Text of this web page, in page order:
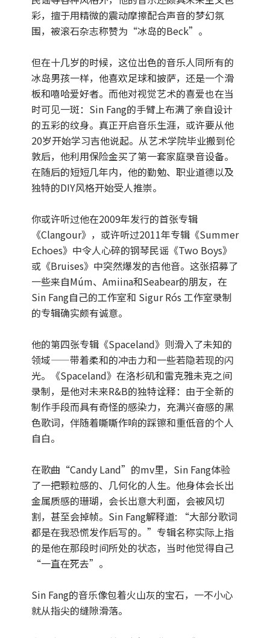
彩，擅于用精微的震动摩擦配合声音的梦幻氛
围，被滚石杂志称赞为“冰岛的Beck”。
但在十几岁的时候，这位出色的音乐人同所有的
冰岛男孩一样，他喜欢足球和披萨，还是一个滑
板和嘻哈爱好者。而他对视觉艺术的喜爱也在当
时可见一斑：Sin Fang的手臂上布满了亲自设计
的五彩的纹身。真正开启音乐生涯，或许要从他
20岁开始学习吉他说起。从艺术学院毕业搬到伦
敦后，他利用保险金买了第一套家庭录音设备。
在随后的短短几年内，他的勤勉、职业道德以及
独特的DIY风格开始受人推崇。
你或许听过他在2009年发行的首张专辑
《Clangour》，或许听过2011年专辑《Summer
Echoes》中令人心碎的钢琴民谣《Two Boys》
或《Bruises》中突然爆发的吉他音。这张招募了
一些来自Múm、Amiina和Seabear的朋友，在
Sin Fang自己的工作室和 Sigur Rós 工作室录制
的专辑确实颇有诚意。
他的第四张专辑《Spaceland》则滑入了未知的
领域——带着柔和的冲击力和一些若隐若现的闪
光。《Spaceland》在洛杉矶和雷克雅未克之间
录制，是他对未来R&B的独特诠释：由于全新的
制作手段而具有奇怪的感染力，充满兴奋感的黑
色歌词，伴随着嘶嘶作响的踩镲和重低音的个人
自白。
在歌曲“Candy Land”的mv里，Sin Fang体验
了一把颗粒感的、几何化的人生。他身体会长出
金属质感的珊瑚，会长出意大利面，会被风切
割，甚至会掉帧。Sin Fang解释道: “大部分歌词
都是在我恐慌发作后写的。”专辑名称实际上指
的是他在那段时间所处的状态，当时他觉得自己
“一直在死去”。
Sin Fang的音乐像包着火山灰的宝石，一不小心
就从指尖的缝隙滑落。